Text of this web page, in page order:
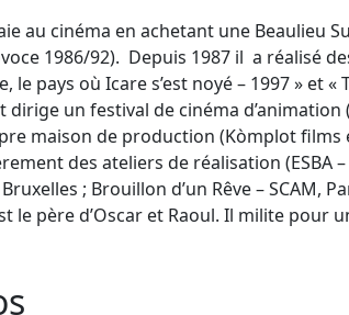
au cinéma en achetant une Beaulieu
1986/92). Depuis 1987 il a réalisé
le pays où Icare s’est noyé – 1997 » et
dirige un festival de cinéma
maison de production (Kòmplot films
des ateliers de réalisation (ESBA
; Brouillon d’un Rêve –
le père d’Oscar et Raoul. Il milite pour